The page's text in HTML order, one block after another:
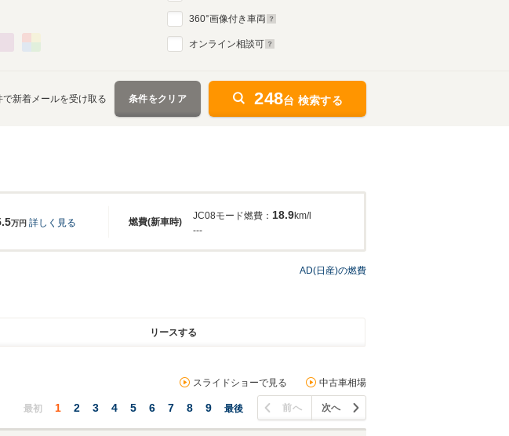
360°画像付き車両
オンライン相談可
で新着メールを受け取る 条件をクリア 248台 検索する
燃費(新車時)
万円 詳しく見る
JC08モード燃費： 18.9km/l
---
AD(日産)の燃費
リースする
スライドショーで見る 中古車相場
最初 1 2 3 4 5 6 7 8 9 最後 前へ 次へ